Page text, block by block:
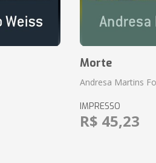
Morte
Andresa Martins
IMPRESSO
R$ 45,23